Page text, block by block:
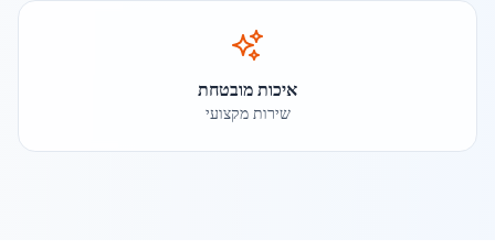
איכות מובטחת
שירות מקצועי